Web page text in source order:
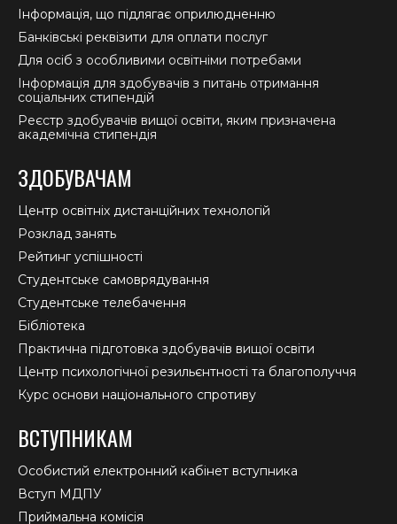
Інформація, що підлягає оприлюдненню
Банківські реквізити для оплати послуг
Для осіб з особливими освітніми потребами
Інформація для здобувачів з питань отримання
соціальних стипендій
Реєстр здобувачів вищої освіти, яким призначена
академічна стипендія
ЗДОБУВАЧАМ
Центр освітніх дистанційних технологій
Розклад занять
Рейтинг успішності
Студентське самоврядування
Студентське телебачення
Бібліотека
Практична підготовка здобувачів вищої освіти
Центр психологічної резильєнтності та благополуччя
Курс основи національного спротиву
ВСТУПНИКАМ
Особистий електронний кабінет вступника
Вступ МДПУ
Приймальна комісія